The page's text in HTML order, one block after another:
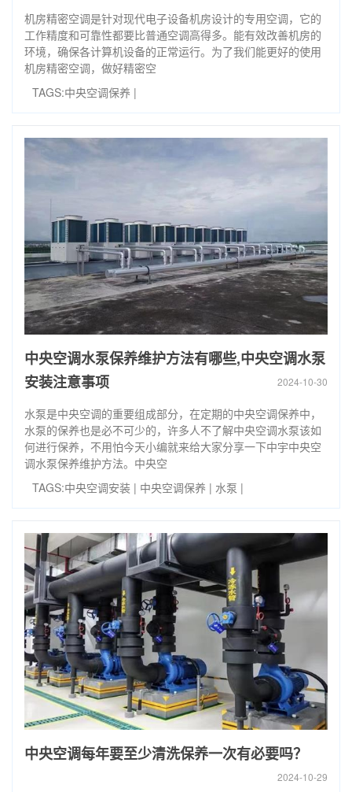
机房精密空调是针对现代电子设备机房设计的专用空调，它的
工作精度和可靠性都要比普通空调高得多。能有效改善机房的
环境，确保各计算机设备的正常运行。为了我们能更好的使用
机房精密空调，做好精密空
TAGS:中央空调保养 |
中央空调水泵保养维护方法有哪些,中央空调水泵
安装注意事项
2024-10-30
水泵是中央空调的重要组成部分，在定期的中央空调保养中，
水泵的保养也是必不可少的，许多人不了解中央空调水泵该如
何进行保养，不用怕今天小编就来给大家分享一下中宇中央空
调水泵保养维护方法。中央空
TAGS:中央空调安装 | 中央空调保养 | 水泵 |
中央空调每年要至少清洗保养一次有必要吗？
2024-10-29